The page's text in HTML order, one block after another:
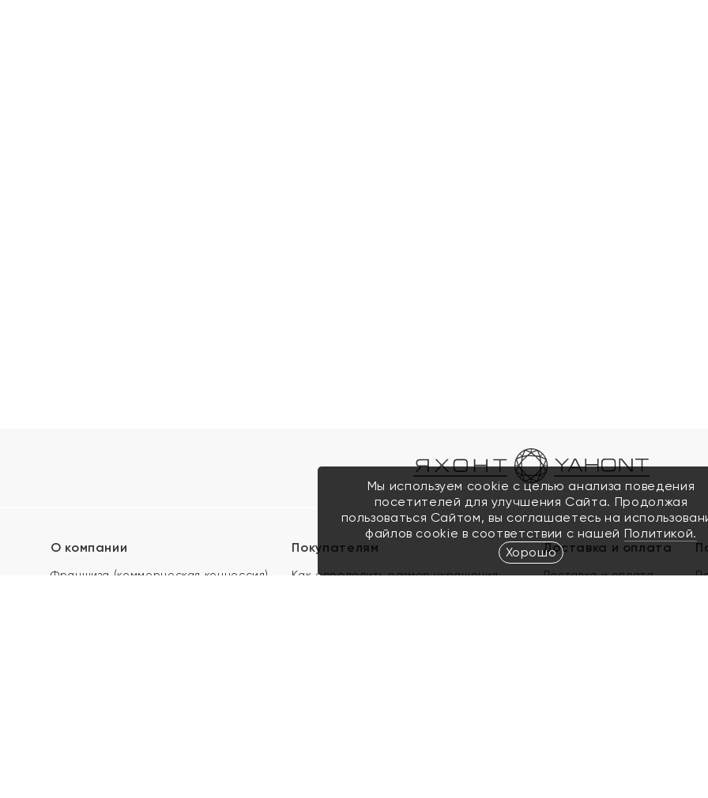
О компании
Франшиза (коммерческая концессия)
Покупателям
Как определить размер украшения
Доставка и оплата
Доставка и оплата
Мы используем cookie с целью анализа поведения
посетителей для улучшения Сайта. Продолжая
пользоваться Сайтом, вы соглашаетесь на
файлов cookie в соответствии с нашей Политикой.
Хорошо